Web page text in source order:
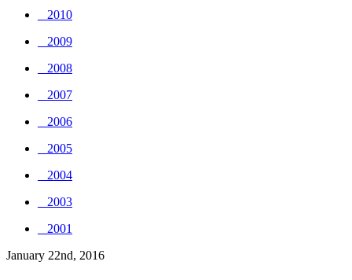
_ 2010
_ 2009
_ 2008
_ 2007
_ 2006
_ 2005
_ 2004
_ 2003
_ 2001
January 22nd, 2016